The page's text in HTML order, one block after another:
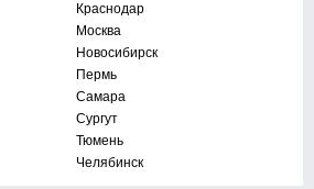
Краснодар
Москва
Новосибирск
Пермь
Самара
Сургут
Тюмень
Челябинск